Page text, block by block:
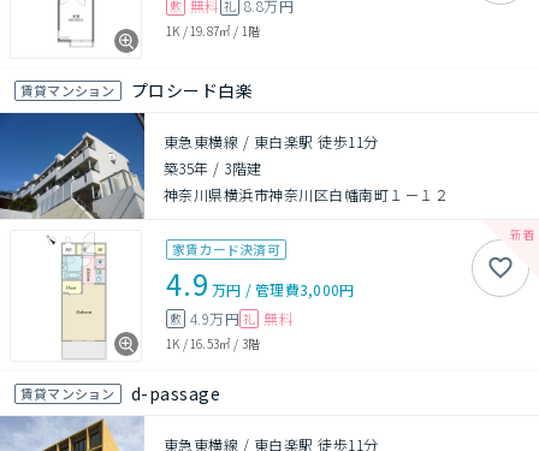
敷 無料 礼 8.8万円
1K / 19.87㎡ / 1階
賃貸マンション プロシード白楽
東急東横線 / 東白楽駅 徒歩11分
築35年 / 3階建
神奈川県横浜市神奈川区白幡南町１－１２
家賃カード決済可
4.9 万円 /管理費3,000円
敷 4.9万円 礼 無料
1K /16.53㎡ / 3階
賃貸マンション d-passage
東急東横線 / 東白楽駅 徒歩11分